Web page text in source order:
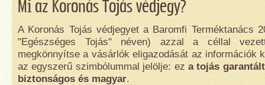
Mi az Koronás Tojás védjegy?
A Koronás Tojás védjegyet a Baromfi Terméktanács
"Egészséges Tojás" néven) azzal a céllal
megkönnyítse a vásárlók eligazodását az információk
az egyszerű szimbólummal jelölje: ez a tojás
biztonságos és magyar.